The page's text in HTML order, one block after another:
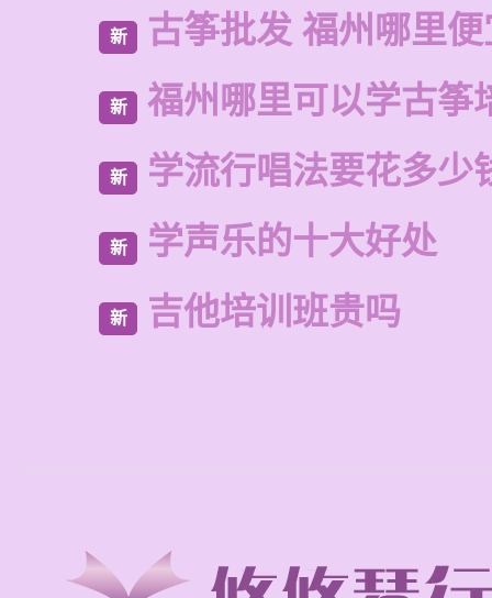
新 古筝批发 福州哪里
新 福州哪里可以学古筝
新 学流行唱法要花多少
新 学声乐的十大好处
新 吉他培训班贵吗